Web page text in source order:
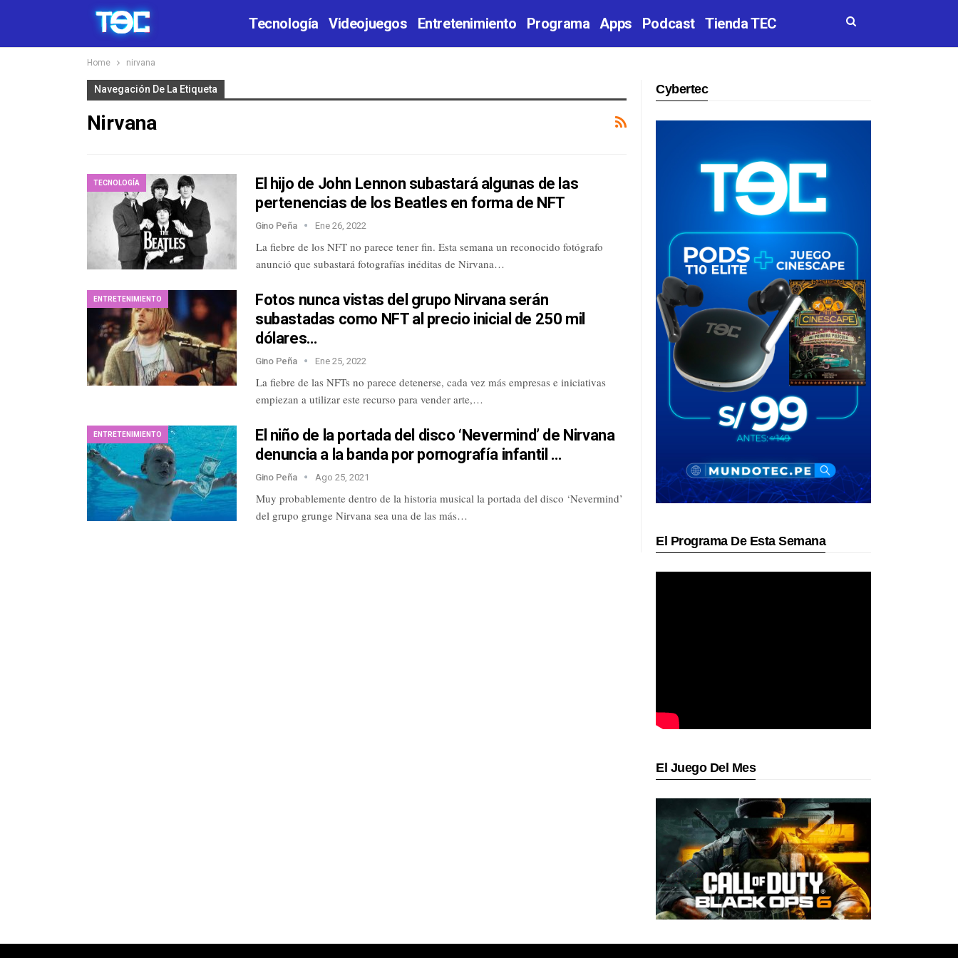
Tecnología Videojuegos Entretenimiento Programa Apps Podcast Tienda TEC
Home nirvana
Navegación De La Etiqueta
Nirvana
TECNOLOGÍA
El hijo de John Lennon subastará algunas de las
pertenencias de los Beatles en forma de NFT
Gino Peña Ene 26, 2022
La fiebre de los NFT no parece tener fin. Esta semana un reconocido fotógrafo
anunció que subastará fotografías inéditas de Nirvana…
ENTRETENIMIENTO
Fotos nunca vistas del grupo Nirvana serán
subastadas como NFT al precio inicial de 250 mil
dólares…
Gino Peña Ene 25, 2022
La fiebre de las NFTs no parece detenerse, cada vez más empresas e iniciativas
empiezan a utilizar este recurso para vender arte,…
ENTRETENIMIENTO
El niño de la portada del disco ‘Nevermind’ de Nirvana
denuncia a la banda por pornografía infantil …
Gino Peña Ago 25, 2021
Muy probablemente dentro de la historia musical la portada del disco ‘Nevermind’
del grupo grunge Nirvana sea una de las más…
Cybertec
El Programa De Esta Semana
El Juego Del Mes